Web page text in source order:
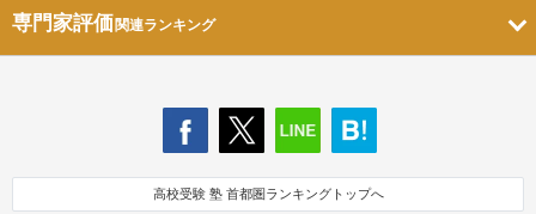
専門家評価関連ランキング
高校受験 塾 首都圏ランキングトップへ